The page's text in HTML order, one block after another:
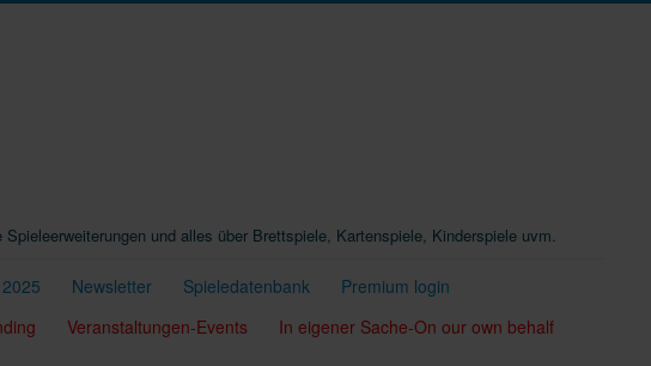
und alles über Brettspiele, Kartenspiele, Kinderspiele uvm.
Newsletter Spieledatenbank
Premium login
Veranstaltungen-Events In eigener Sache-On our own behalf